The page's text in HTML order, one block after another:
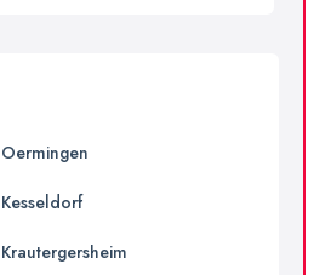
Oermingen
Kesseldorf
Krautergersheim